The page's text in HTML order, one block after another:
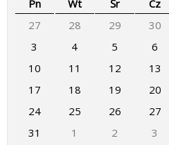
Pn
Wt Śr Cz
27
28 29 30
3
4 5 6
10
11 12 13
17
18 19 20
24
25 26 27
31
1 2 3